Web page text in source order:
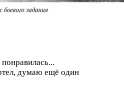
думаю ещё один